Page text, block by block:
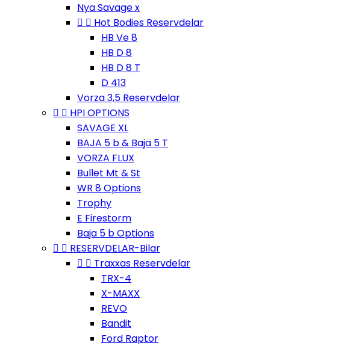
Nya Savage x
  Hot Bodies Reservdelar
HB Ve 8
HB D 8
HB D 8 T
D 413
Vorza 3,5 Reservdelar
  HPI OPTIONS
SAVAGE XL
BAJA 5 b & Baja 5 T
VORZA FLUX
Bullet Mt & St
WR 8 Options
Trophy
E Firestorm
Baja 5 b Options
  RESERVDELAR-Bilar
  Traxxas Reservdelar
TRX-4
X-MAXX
REVO
Bandit
Ford Raptor